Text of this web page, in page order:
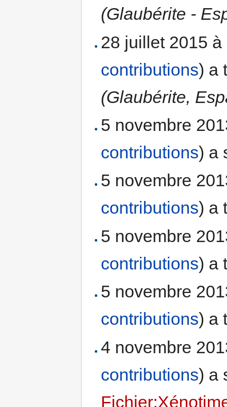
(Glaubérite -
28 juillet 2015
contributions) a
(Glaubérite,
5 novembre
contributions) a
5 novembre
contributions) a
5 novembre
contributions) a
5 novembre
contributions) a
4 novembre
contributions) a